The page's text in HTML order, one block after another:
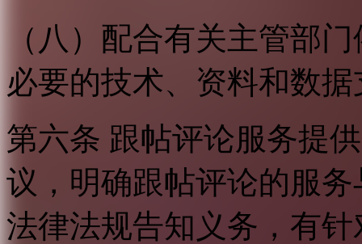
（八）配合有关主管部
必要的技术、资料和数
第六条 跟帖评论服务提
议，明确跟帖评论的服
法律法规告知义务，有